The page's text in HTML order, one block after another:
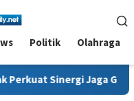
Politik Olahraga
Jaga Generasi Muda dan